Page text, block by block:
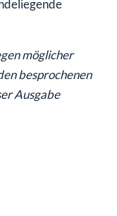
möglicher
besprochenen
Ausgabe